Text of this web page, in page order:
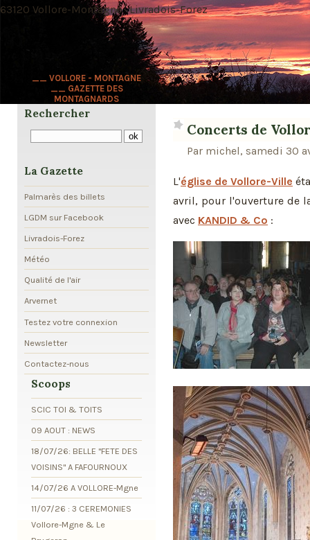
__ VOLLORE - MONTAGNE
__ GAZETTE DES
MONTAGNARDS
63120 Vollore-Montagne · Livradois-Forez
Concerts de
Par michel, samedi 30
L'église de Vollore-Ville
avril, pour l'ouverture de
avec KANDID & Co :
Rechercher
La Gazette
Palmarès des billets
LGDM sur Facebook
Livradois-Forez
Météo
Qualité de l'air
Arvernet
Testez votre connexion
Newsletter
Contactez-nous
Scoops
SCIC TOI & TOITS
09 AOUT : NEWS
18/07/26: BELLE "FETE DES
VOISINS" A FAFOURNOUX
14/07/26 A VOLLORE-Mgne
11/07/26 : 3 CEREMONIES
Vollore-Mgne & Le